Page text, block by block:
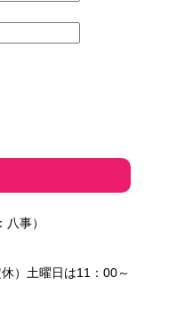
事）
）土曜日は11：00～